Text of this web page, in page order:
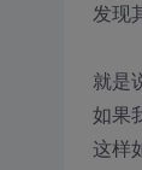
发现
就是
如果
这样